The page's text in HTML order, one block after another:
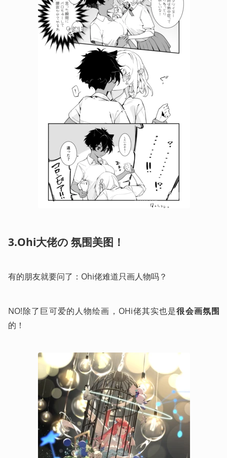
3.Ohi大佬の 氛围美图！
有的朋友就要问了：Ohi佬难道只画人物吗？
NO!除了巨可爱的人物绘画，OHi佬其实也是很会画氛围
的！